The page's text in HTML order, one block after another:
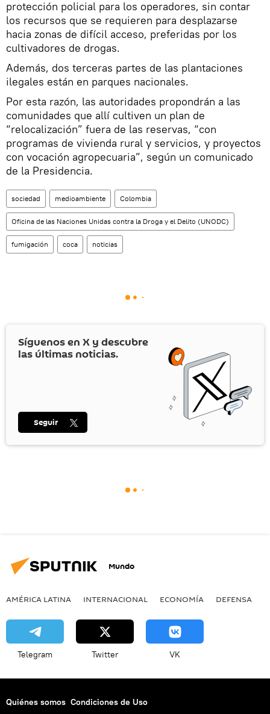
protección policial para los operadores, sin contar
los recursos que se requieren para desplazarse
hacia zonas de difícil acceso, preferidas por los
cultivadores de drogas.
Además, dos terceras partes de las plantaciones
ilegales están en parques nacionales.
Por esta razón, las autoridades propondrán a las
comunidades que allí cultiven un plan de
“relocalización” fuera de las reservas, “con
programas de vivienda rural y servicios, y proyectos
con vocación agropecuaria”, según un comunicado
de la Presidencia.
sociedad medioambiente Colombia
Oficina de las Naciones Unidas contra la Droga y el Delito (UNODC)
fumigación coca noticias
Síguenos en X y descubre
las últimas noticias.
Seguir
Mundo
AMÉRICA LATINA INTERNACIONAL ECONOMÍA DEFENSA
Telegram Twitter VK
Quiénes somos Condiciones de Uso